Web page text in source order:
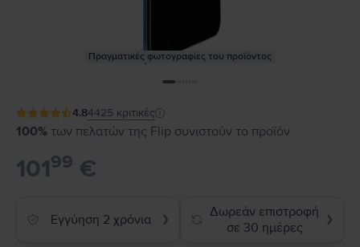
Πραγματικές φωτογραφίες του προϊόντος
4.84425 κριτικές
100% των πελατών της Flip συνιστούν το προϊόν
10199 €
Εγγύηση 2 χρόνια ❯
Δωρεάν επιστροφή
σε 30 ημέρες
❯